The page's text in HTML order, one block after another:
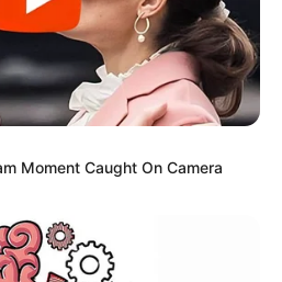
Moment Caught On Camera